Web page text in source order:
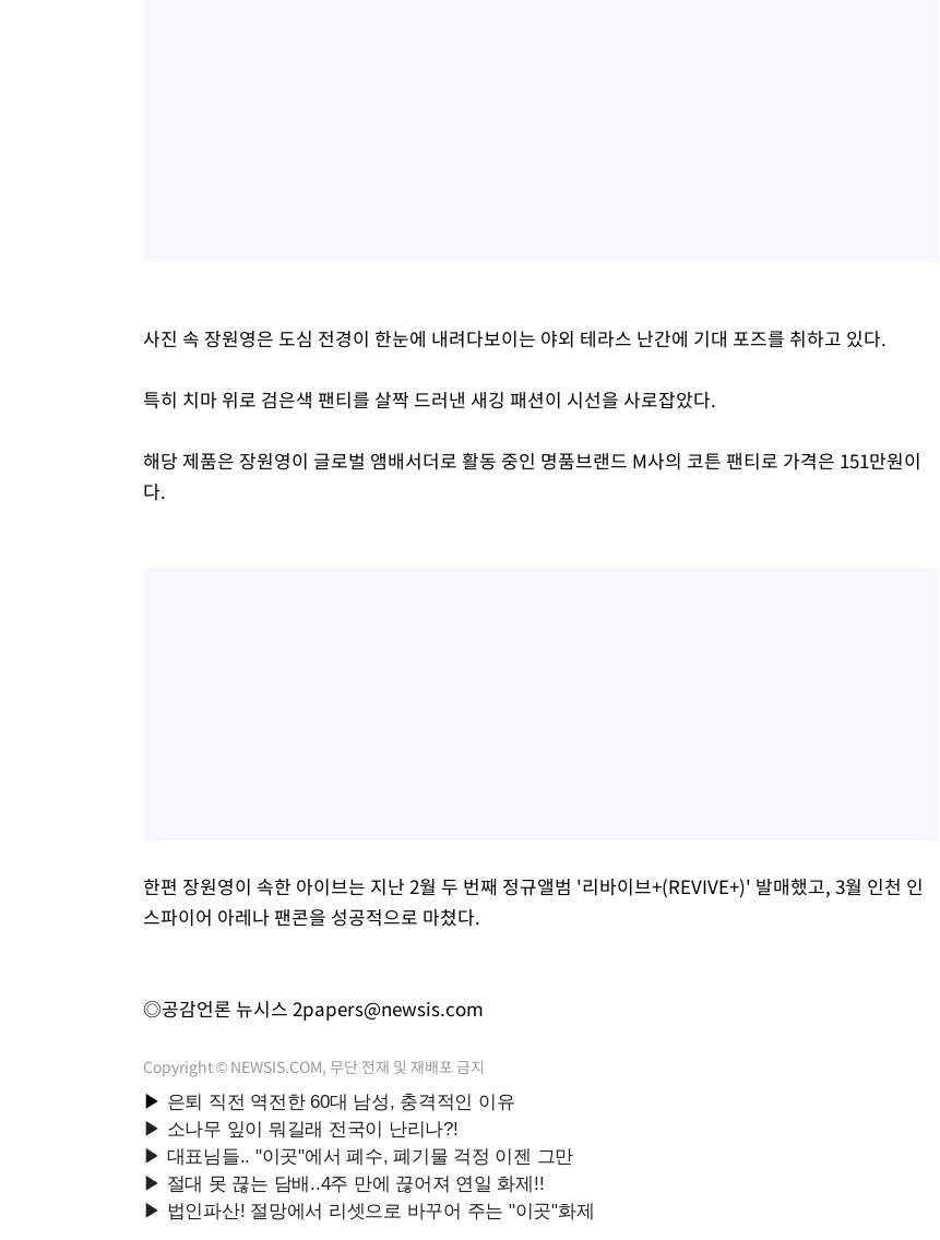
사진 속 장원영은 도심 전경이 한눈에 내려다보이는 야외 테라스 난간에 기대 포즈를 취하고 있다.
특히 치마 위로 검은색 팬티를 살짝 드러낸 새깅 패션이 시선을 사로잡았다.
해당 제품은 장원영이 글로벌 앰배서더로 활동 중인 명품브랜드 M사의 코튼 팬티로 가격은 151만원이
다.
한편 장원영이 속한 아이브는 지난 2월 두 번째 정규앨범 '리바이브+(REVIVE+)' 발매했고, 3월 인천 인
스파이어 아레나 팬콘을 성공적으로 마쳤다.
◎공감언론 뉴시스 2papers@newsis.com
Copyright © NEWSIS.COM, 무단 전재 및 재배포 금지